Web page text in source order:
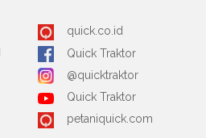
quick.co.id
Quick Traktor
@quicktraktor
Quick Traktor
petaniquick.com